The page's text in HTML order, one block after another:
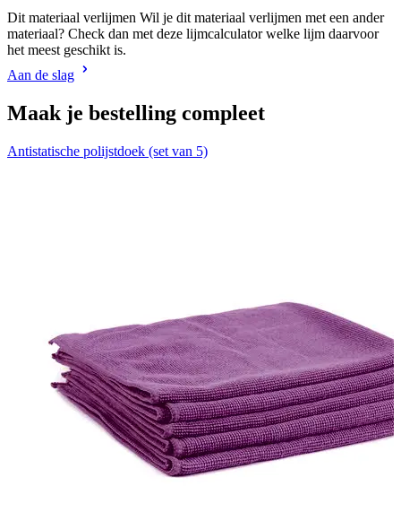
Dit materiaal verlijmen Wil je dit materiaal verlijmen met een ander
materiaal? Check dan met deze lijmcalculator welke lijm daarvoor
het meest geschikt is.
Aan de slag
Maak je bestelling compleet
Antistatische polijstdoek (set van 5)